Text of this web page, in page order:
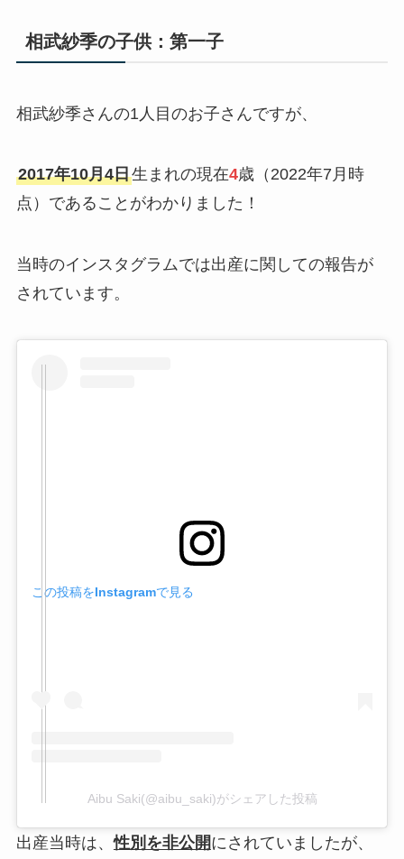
相武紗季の子供：第一子
相武紗季さんの1人目のお子さんですが、
2017年10月4日生まれの現在4歳（2022年7月時
点）であることがわかりました！
当時のインスタグラムでは出産に関しての報告が
されています。
この投稿をInstagramで見る
Aibu Saki(@aibu_saki)がシェアした投稿
出産当時は、性別を非公開にされていましたが、